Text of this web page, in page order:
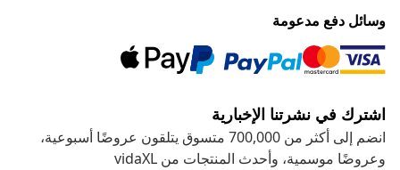
وسائل دفع مدعومة
اشترك في نشرتنا الإخبارية
انضم إلى أكثر من 700,000 متسوق يتلقون عروضًا أسبوعية،
وعروضًا موسمية، وأحدث المنتجات من vidaXL